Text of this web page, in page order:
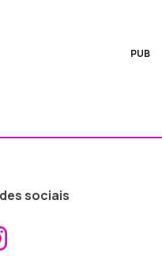
PUB
sociais
ao